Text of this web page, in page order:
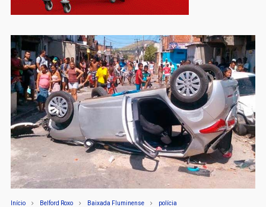
Início Belford Roxo Baixada Fluminense polícia